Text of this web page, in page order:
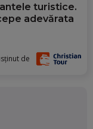
turistice.
adevărata
de